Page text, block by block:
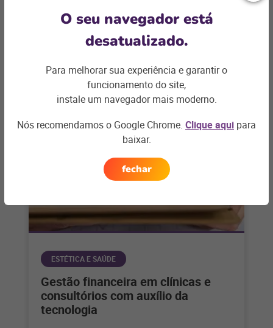
Artigos relacionados
ESTÉTICA E SAÚDE
Gestão financeira em clínicas e
consultórios com auxílio da
tecnologia
O seu navegador está
desatualizado.
Para melhorar sua experiência e garantir o
funcionamento do site,
instale um navegador mais moderno.
Nós recomendamos o Google Chrome. Clique aqui para
baixar.
fechar